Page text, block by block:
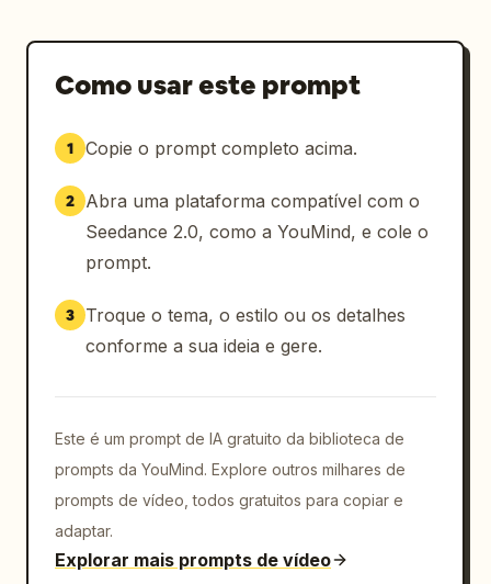
Como usar este prompt
1 Copie o prompt completo acima.
2
Abra uma plataforma compatível com o
Seedance 2.0, como a YouMind, e cole o
prompt.
3
Troque o tema, o estilo ou os detalhes
conforme a sua ideia e gere.
Este é um prompt de IA gratuito da biblioteca de
prompts da YouMind. Explore outros milhares de
prompts de vídeo, todos gratuitos para copiar e
adaptar.
Explorar mais prompts de vídeo